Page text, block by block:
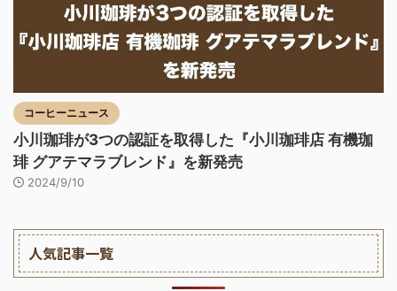
コーヒーニュース
小川珈琲が3つの認証を取得した『小川珈琲店 有機珈
琲 グアテマラブレンド』を新発売
2024/9/10
人気記事一覧